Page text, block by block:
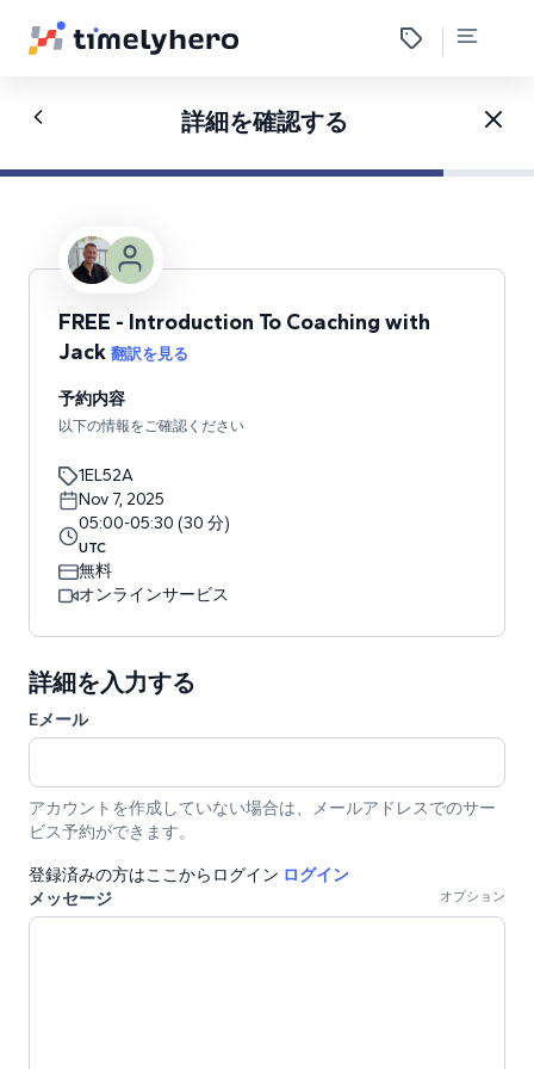
詳細を確認する
FREE - Introduction To Coaching with
Jack 翻訳を見る
予約内容
以下の情報をご確認ください
1EL52A
Nov 7, 2025
05:00-05:30 (30 分)
UTC
無料
オンラインサービス
詳細を入力する
Eメール
アカウントを作成していない場合は、メールアドレスでのサー
ビス予約ができます。
登録済みの方はここからログイン ログイン
メッセージ
オプション